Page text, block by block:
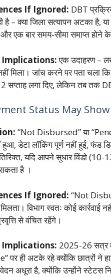
If Ignored: DBT
है – क्या जिला सत्यापन अटका
और एक बार समय-सीमा समाप्त होने
एक उदाहरण –
मिला। जांच करने पर पता चला
सप्ताह लगा दिए, लेकिन तब तक
Status May
“Not Disbursed” या
हुआ, डेटा लॉकिंग पूर्ण नहीं हुई, फंड
यदि आपने सुधार विंडो
है ।
If Ignored: “Not
विभाग स्वतः कोई
से वंचित रहेंगे।
2025-26 सत्र
ही अटके रहे क्योंकि छात्रों ने
अधूरा है, क्योंकि उन्होंने स्टेटस